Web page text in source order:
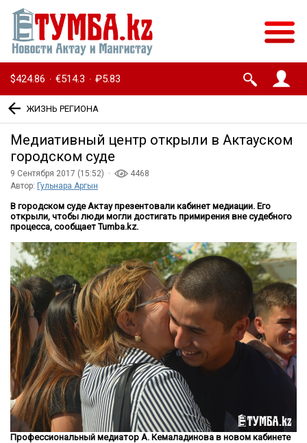
$424.86 · €514.3 · ₽5.83
ЖИЗНЬ РЕГИОНА
Медиативный центр открыли в Актауском
городском суде
9 Сентября 2017 (15:52) ·
4468
Автор: Гульнара Аргын
В городском суде Актау презентовали кабинет медиации. Его
открыли, чтобы люди могли достигать примирения вне судебного
процесса, сообщаетTumba.kz.
Профессиональный медиатор А. Кемаладинова в новом кабинете